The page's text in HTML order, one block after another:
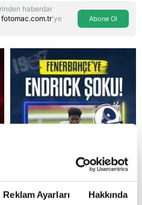
Reklam Ayarları Hakkında
haberdar
fotomac.com.tr'ye
Abone Ol